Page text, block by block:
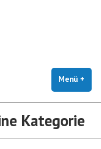
Menü +
Kategorie